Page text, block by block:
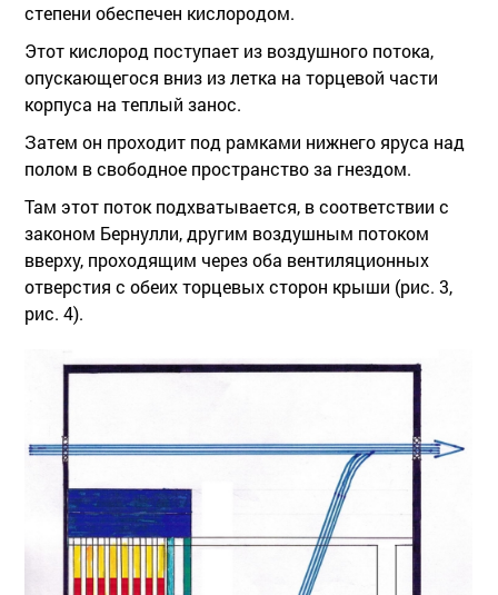
степени обеспечен кислородом.
Этот кислород поступает из воздушного потока,
опускающегося вниз из летка на торцевой части
корпуса на теплый занос.
Затем он проходит под рамками нижнего яруса над
полом в свободное пространство за гнездом.
Там этот поток подхватывается, в соответствии с
законом Бернулли, другим воздушным потоком
вверху, проходящим через оба вентиляционных
отверстия с обеих торцевых сторон крыши (рис. 3,
рис. 4).